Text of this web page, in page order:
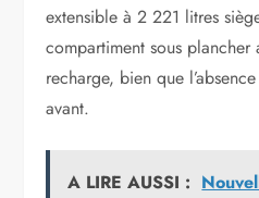
extensible à 2 221 litres
compartiment sous
recharge, bien que
avant.
A LIRE AUSSI :